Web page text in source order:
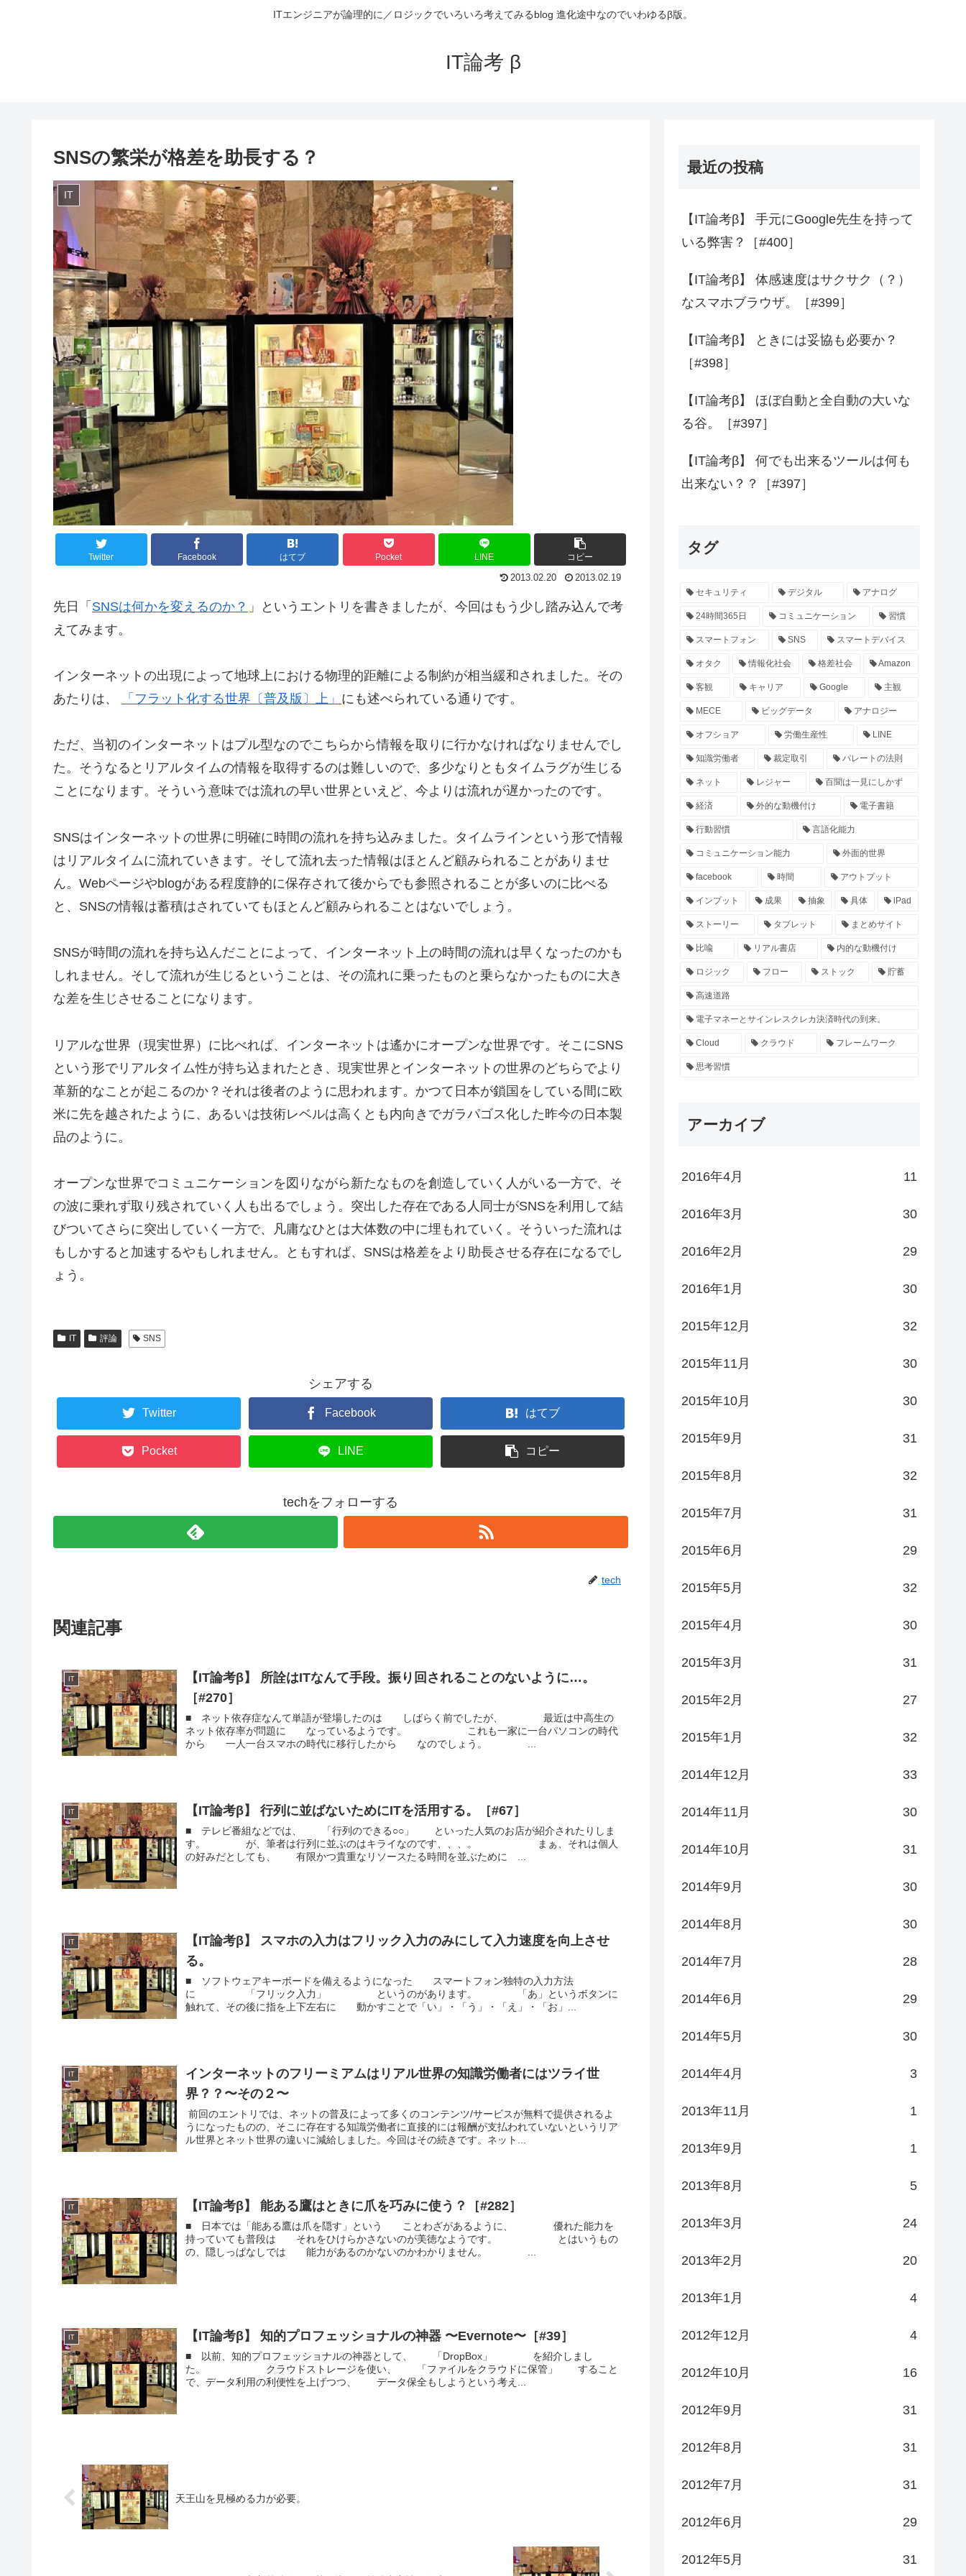
ITエンジニアが論理的に／ロジックでいろいろ考えてみるblog 進化途中なのでいわゆるβ版。
IT論考 β
SNSの繁栄が格差を助長する？
IT
Twitter Facebook はてブ Pocket LINE コピー
2013.02.20 2013.02.19
先日「 SNSは何かを変えるのか？ 」というエントリを書きましたが、今回はもう少し踏み込んで考
えてみます。
インターネットの出現によって地球上における物理的距離による制約が相当緩和されました。その
あたりは、
「フラット化する世界〔普及版〕上」 にも述べられている通りです。
ただ、当初のインターネットはプル型なのでこちらから情報を取りに行かなければなりませんでし
た。そうなるとリアルタイムの情報を取得するのは難しいので、多少なりともタイムラグが生じる
ことになります。そういう意味では流れの早い世界といえど、今よりは流れが遅かったのです。
SNSはインターネットの世界に明確に時間の流れを持ち込みました。タイムラインという形で情報
はリアルタイムに流れていきます。そして流れ去った情報はほとんど顧みられることがありませ
ん。Webページやblogがある程度静的に保存されて後からでも参照されることが多いのに比べる
と、SNSの情報は蓄積はされていてもほとんど顧みられることはないでしょう。
SNSが時間の流れを持ち込んだことによって、インターネット上の時間の流れは早くなったのかも
しれません。そして流れが生じるということは、その流れに乗ったものと乗らなかったものに大き
な差を生じさせることになります。
リアルな世界（現実世界）に比べれば、インターネットは遙かにオープンな世界です。そこにSNS
という形でリアルタイム性が持ち込まれたとき、現実世界とインターネットの世界のどちらでより
革新的なことが起こるのか？それは後者のように思われます。かつて日本が鎖国をしている間に欧
米に先を越されたように、あるいは技術レベルは高くとも内向きでガラパゴス化した昨今の日本製
品のように。
オープンな世界でコミュニケーションを図りながら新たなものを創造していく人がいる一方で、そ
の波に乗れず取り残されていく人も出るでしょう。突出した存在である人同士がSNSを利用して結
びついてさらに突出していく一方で、凡庸なひとは大体数の中に埋もれていく。そういった流れは
もしかすると加速するやもしれません。ともすれば、SNSは格差をより助長させる存在になるでし
ょう。
IT 評論 SNS
シェアする
Twitter Facebook はてブ
Pocket LINE コピー
techをフォローする
tech
関連記事
IT
【IT論考β】 所詮はITなんて手段。振り回されることのないように…。
［#270］
■ ネット依存症なんて単語が登場したのは しばらく前でしたが、 最近は中高生の
ネット依存率が問題に なっているようです。 これも一家に一台パソコンの時代
から 一人一台スマホの時代に移行したから なのでしょう。 ...
IT 【IT論考β】 行列に並ばないためにITを活用する。［#67］
■ テレビ番組などでは、 「行列のできる○○」 といった人気のお店が紹介されたりしま
す。 が、筆者は行列に並ぶのはキライなのです、、、。 まぁ、それは個人
の好みだとしても、 有限かつ貴重なリソースたる時間を並ぶために ...
IT
【IT論考β】 スマホの入力はフリック入力のみにして入力速度を向上させ
る。
■ ソフトウェアキーボードを備えるようになった スマートフォン独特の入力方法
に 「フリック入力」 というのがあります。 「あ」というボタンに
触れて、その後に指を上下左右に 動かすことで「い」・「う」・「え」・「お」...
IT
インターネットのフリーミアムはリアル世界の知識労働者にはツライ世
界？？〜その２〜
前回のエントリでは、ネットの普及によって多くのコンテンツ/サービスが無料で提供されるよ
うになったものの、そこに存在する知識労働者に直接的には報酬が支払われていないというリア
ル世界とネット世界の違いに減給しました。今回はその続きです。ネット...
IT 【IT論考β】 能ある鷹はときに爪を巧みに使う？［#282］
■ 日本では「能ある鷹は爪を隠す」という ことわざがあるように、 優れた能力を
持っていても普段は それをひけらかさないのが美徳なようです。 とはいうもの
の、隠しっぱなしでは 能力があるのかないのかわかりません。 ...
IT 【IT論考β】 知的プロフェッショナルの神器 〜Evernote〜［#39］
■ 以前、知的プロフェッショナルの神器として、 「DropBox」 を紹介しまし
た。 クラウドストレージを使い、 「ファイルをクラウドに保管」 すること
で、データ利用の利便性を上げつつ、 データ保全もしようという考え...
天王山を見極める力が必要。
最近の投稿
【IT論考β】 手元にGoogle先生を持って
いる弊害？［#400］
【IT論考β】 体感速度はサクサク（？）
なスマホブラウザ。［#399］
【IT論考β】 ときには妥協も必要か？
［#398］
【IT論考β】 ほぼ自動と全自動の大いな
る谷。［#397］
【IT論考β】 何でも出来るツールは何も
出来ない？？［#397］
タグ
セキュリティ デジタル アナログ
24時間365日 コミュニケーション 習慣
スマートフォン SNS スマートデバイス
オタク 情報化社会 格差社会 Amazon
客観 キャリア Google 主観
MECE ビッグデータ アナロジー
オフショア 労働生産性 LINE
知識労働者 裁定取引 パレートの法則
ネット レジャー 百聞は一見にしかず
経済 外的な動機付け 電子書籍
行動習慣 言語化能力
コミュニケーション能力 外面的世界
facebook 時間 アウトプット
インプット 成果 抽象 具体 iPad
ストーリー タブレット まとめサイト
比喩 リアル書店 内的な動機付け
ロジック フロー ストック 貯蓄
高速道路
電子マネーとサインレスクレカ決済時代の到来。
Cloud クラウド フレームワーク
思考習慣
アーカイブ
2016年4月 11
2016年3月 30
2016年2月 29
2016年1月 30
2015年12月 32
2015年11月 30
2015年10月 30
2015年9月 31
2015年8月 32
2015年7月 31
2015年6月 29
2015年5月 32
2015年4月 30
2015年3月 31
2015年2月 27
2015年1月 32
2014年12月 33
2014年11月 30
2014年10月 31
2014年9月 30
2014年8月 30
2014年7月 28
2014年6月 29
2014年5月 30
2014年4月 3
2013年11月 1
2013年9月 1
2013年8月 5
2013年3月 24
2013年2月 20
2013年1月 4
2012年12月 4
2012年10月 16
2012年9月 31
2012年8月 31
2012年7月 31
2012年6月 29
2012年5月 31